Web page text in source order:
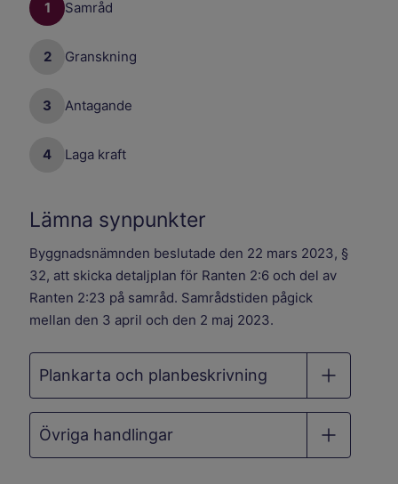
1 Samråd
2 Granskning
3 Antagande
4 Laga kraft
Lämna synpunkter
Byggnadsnämnden beslutade den 22 mars 2023, §
32, att skicka detaljplan för Ranten 2:6 och del av
Ranten 2:23 på samråd. Samrådstiden pågick
mellan den 3 april och den 2 maj 2023.
Plankarta och planbeskrivning
Övriga handlingar